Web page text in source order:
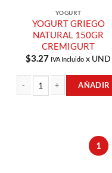
YOGURT
YOGURT GRIEGO
NATURAL 150GR
CREMIGURT
$3.27 IVA Incluido x UND
AÑADIR
1